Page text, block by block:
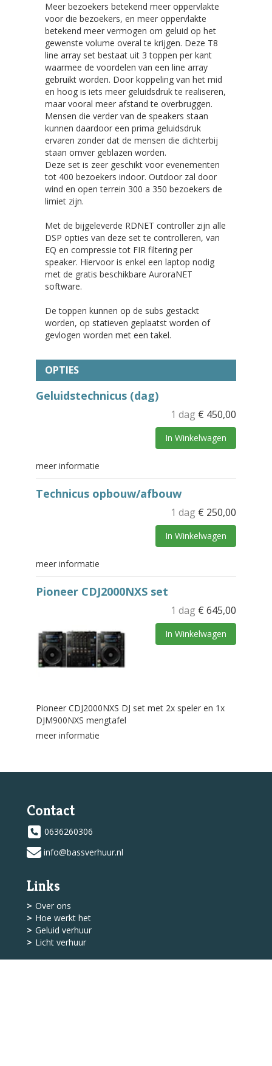
Meer bezoekers betekend meer oppervlakte
voor die bezoekers, en meer oppervlakte
betekend meer vermogen om geluid op het
gewenste volume overal te krijgen. Deze T8
line array set bestaat uit 3 toppen per kant
waarmee de voordelen van een line array
gebruikt worden. Door koppeling van het mid
en hoog is iets meer geluidsdruk te realiseren,
maar vooral meer afstand te overbruggen.
Mensen die verder van de speakers staan
kunnen daardoor een prima geluidsdruk
ervaren zonder dat de mensen die dichterbij
staan omver geblazen worden.
Deze set is zeer geschikt voor evenementen
tot 400 bezoekers indoor. Outdoor zal door
wind en open terrein 300 a 350 bezoekers de
limiet zijn.
Met de bijgeleverde RDNET controller zijn alle
DSP opties van deze set te controlleren, van
EQ en compressie tot FIR filtering per
speaker. Hiervoor is enkel een laptop nodig
met de gratis beschikbare AuroraNET
software.
De toppen kunnen op de subs gestackt
worden, op statieven geplaatst worden of
gevlogen worden met een takel.
OPTIES
Geluidstechnicus (dag)
1 dag € 450,00
In Winkelwagen
meer informatie
Technicus opbouw/afbouw
1 dag € 250,00
In Winkelwagen
meer informatie
Pioneer CDJ2000NXS set
1 dag € 645,00
In Winkelwagen
Pioneer CDJ2000NXS DJ set met 2x speler en 1x
DJM900NXS mengtafel
meer informatie
Contact
0636260306
info@bassverhuur.nl
Links
Over ons
Hoe werkt het
Geluid verhuur
Licht verhuur